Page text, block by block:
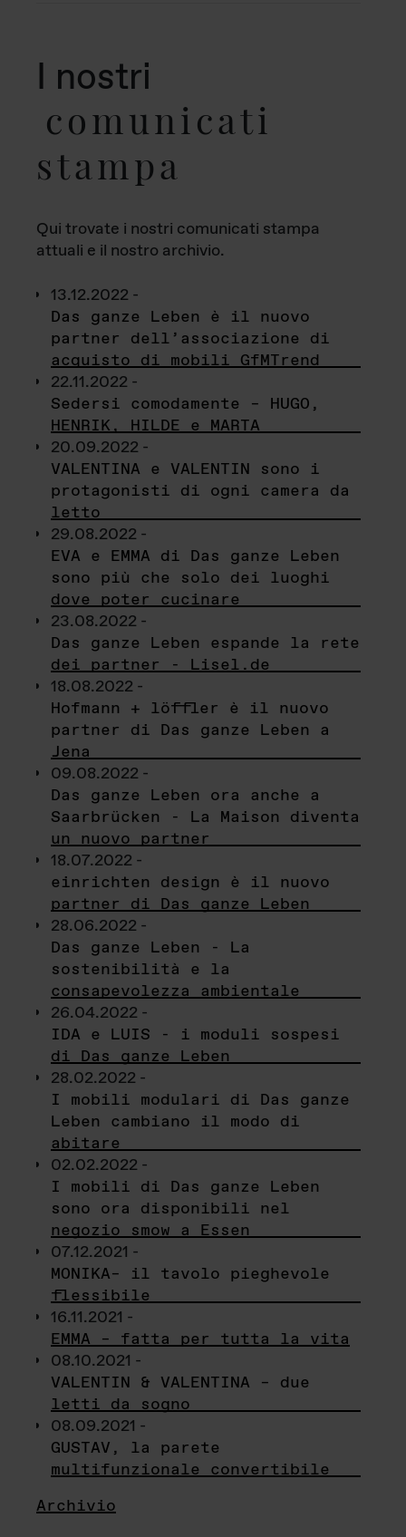
I nostri
comunicati
stampa
Qui trovate i nostri comunicati stampa
attuali e il nostro archivio.
13.12.2022 -
Das ganze Leben è il nuovo
partner dell’associazione di
acquisto di mobili GfMTrend
22.11.2022 -
Sedersi comodamente – HUGO,
HENRIK, HILDE e MARTA
20.09.2022 -
VALENTINA e VALENTIN sono i
protagonisti di ogni camera da
letto
29.08.2022 -
EVA e EMMA di Das ganze Leben
sono più che solo dei luoghi
dove poter cucinare
23.08.2022 -
Das ganze Leben espande la rete
dei partner - Lisel.de
18.08.2022 -
Hofmann + löffler è il nuovo
partner di Das ganze Leben a
Jena
09.08.2022 -
Das ganze Leben ora anche a
Saarbrücken - La Maison diventa
un nuovo partner
18.07.2022 -
einrichten design è il nuovo
partner di Das ganze Leben
28.06.2022 -
Das ganze Leben - La
sostenibilità e la
consapevolezza ambientale
26.04.2022 -
IDA e LUIS - i moduli sospesi
di Das ganze Leben
28.02.2022 -
I mobili modulari di Das ganze
Leben cambiano il modo di
abitare
02.02.2022 -
I mobili di Das ganze Leben
sono ora disponibili nel
negozio smow a Essen
07.12.2021 -
MONIKA– il tavolo pieghevole
flessibile
16.11.2021 -
EMMA – fatta per tutta la vita
08.10.2021 -
VALENTIN & VALENTINA – due
letti da sogno
08.09.2021 -
GUSTAV, la parete
multifunzionale convertibile
Archivio